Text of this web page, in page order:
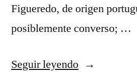
Figueredo, de origen
posiblemente converso; …
Seguir leyendo«Sobre